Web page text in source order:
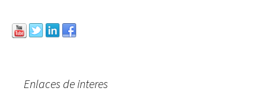
Enlaces de interes